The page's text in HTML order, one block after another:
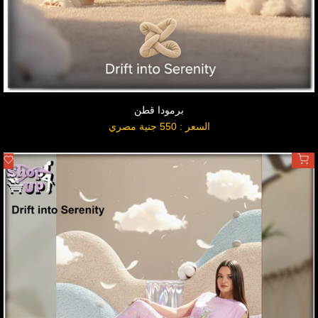
برمودا قطن
السعر
السعر : 550 جنية مصري
اضافة لسلة المشتريات